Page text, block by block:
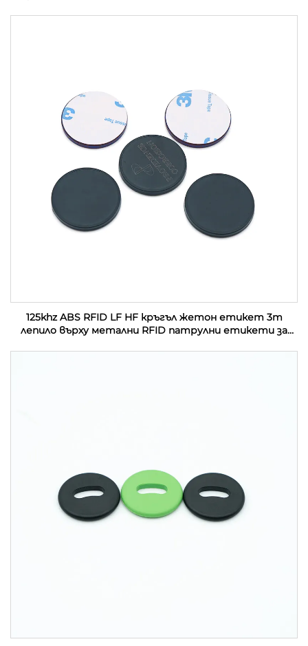
125khz ABS RFID LF HF кръгъл жетон етикет 3m
лепило върху метални RFID патрулни етикети за